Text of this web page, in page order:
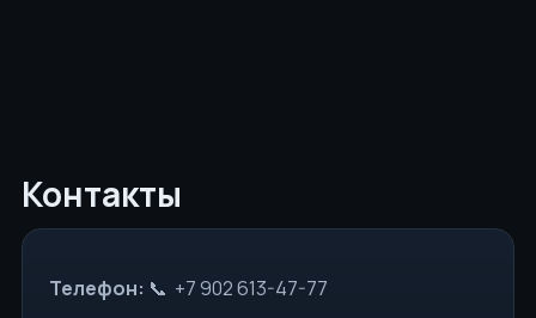
Контакты
Телефон:
+7 902 613-47-77